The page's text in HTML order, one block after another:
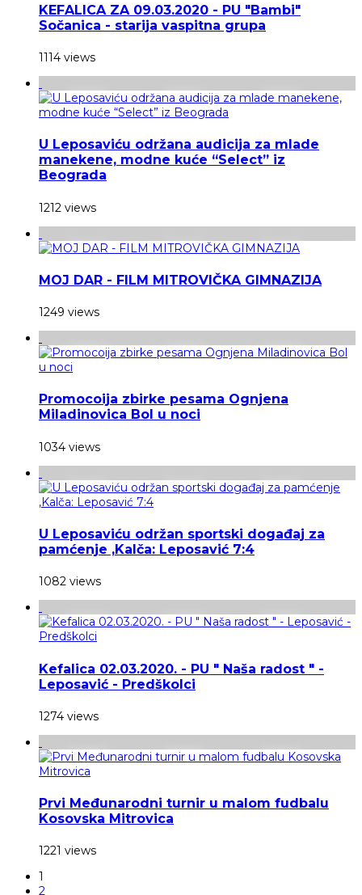
KEFALICA ZA 09.03.2020 - PU "Bambi"
Sočanica - starija vaspitna grupa
1114 views
U Leposaviću održana audicija za mlade
manekene, modne kuće “Select” iz
Beograda
1212 views
MOJ DAR - FILM MITROVIČKA GIMNAZIJA
1249 views
Promocoija zbirke pesama Ognjena
Miladinovica Bol u noci
1034 views
U Leposaviću održan sportski događaj za
pamćenje ,Kalča: Leposavić 7:4
1082 views
Kefalica 02.03.2020. - PU " Naša radost " -
Leposavić - Predškolci
1274 views
Prvi Međunarodni turnir u malom fudbalu
Kosovska Mitrovica
1221 views
1
2